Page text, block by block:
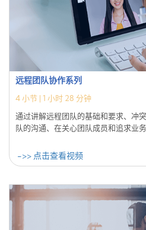
远程团队协作系列
4小节 | 1 小时 28 分钟
通过讲解远程团队的基础和要求、冲
队的沟通、在关心团队成员和追求业
->> 点击查看视频